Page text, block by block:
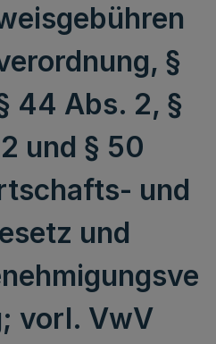
§
44 Abs. 2, §
und § 50
und
und
vorl. VwV